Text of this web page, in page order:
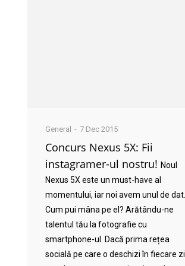
General 7 Dec 2015
Concurs Nexus 5X: Fii
instagramer-ul nostru! Noul
Nexus 5X este un must-have al
momentului, iar noi avem unul de dat.
Cum pui mâna pe el? Arătându-ne
talentul tău la fotografie cu
smartphone-ul. Dacă prima rețea
socială pe care o deschizi în fiecare zi